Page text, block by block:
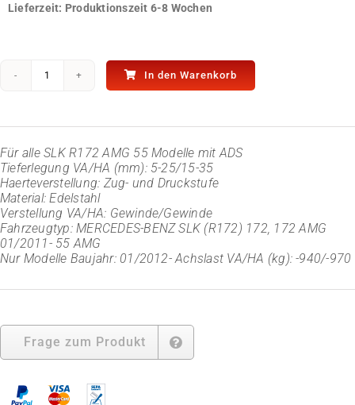
Lieferzeit: Produktionszeit 6-8 Wochen
Edelstahl
für
R172
/
SLC
AMG55
Menge
In den Warenkorb
Für alle SLK R172 AMG 55 Modelle mit ADS
Tieferlegung VA/HA (mm): 5-25/15-35
Haerteverstellung: Zug- und Druckstufe
Material: Edelstahl
Verstellung VA/HA: Gewinde/Gewinde
Fahrzeugtyp: MERCEDES-BENZ SLK (R172) 172, 172 AMG
01/2011- 55 AMG
Nur Modelle Baujahr: 01/2012- Achslast VA/HA (kg): -940/-970
Frage zum Produkt